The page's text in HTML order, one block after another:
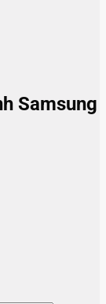
Samsung